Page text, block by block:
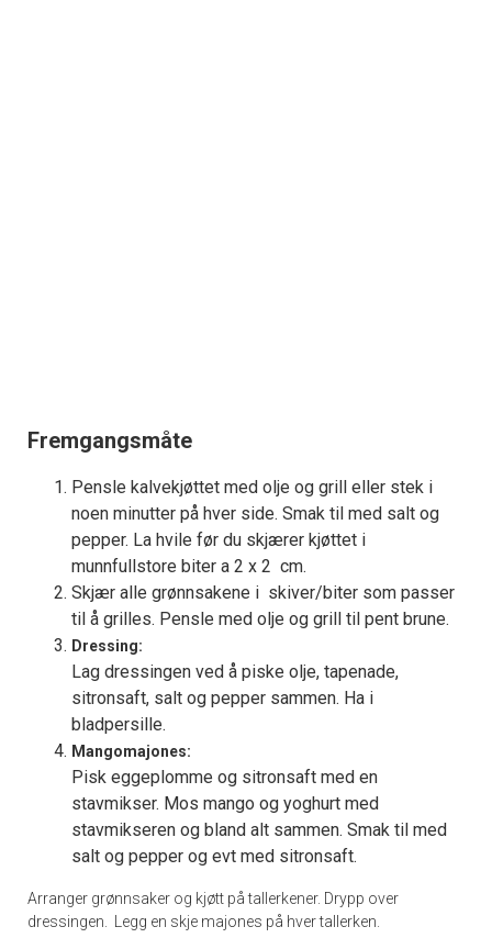
Fremgangsmåte
Pensle kalvekjøttet med olje og grill eller stek i
noen minutter på hver side. Smak til med salt og
pepper. La hvile før du skjærer kjøttet i
munnfullstore biter a 2 x 2 cm.
Skjær alle grønnsakene i skiver/biter som passer
til å grilles. Pensle med olje og grill til pent brune.
Dressing:
Lag dressingen ved å piske olje, tapenade,
sitronsaft, salt og pepper sammen. Ha i
bladpersille.
Mangomajones:
Pisk eggeplomme og sitronsaft med en
stavmikser. Mos mango og yoghurt med
stavmikseren og bland alt sammen. Smak til med
salt og pepper og evt med sitronsaft.
Arranger grønnsaker og kjøtt på tallerkener. Drypp over
dressingen. Legg en skje majones på hver tallerken.